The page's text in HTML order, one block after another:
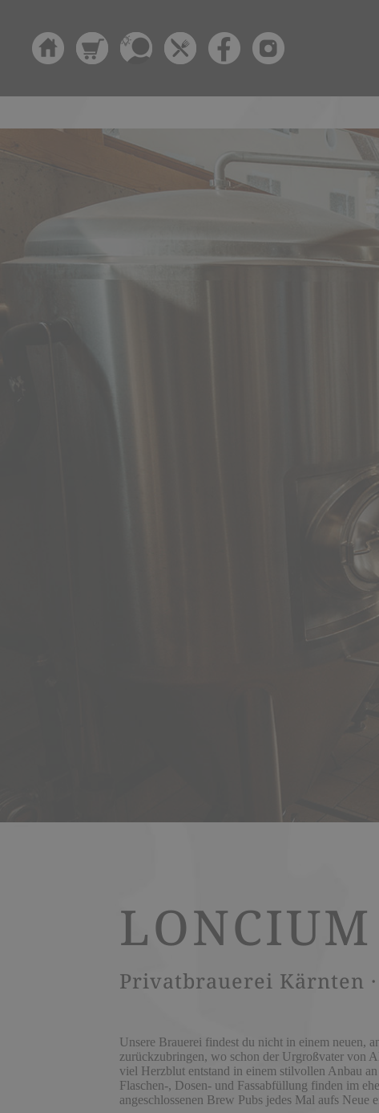
Privatbrauerei Kärnten
Unsere Brauerei findest du nicht in einem neuen,
zurückzubringen, wo schon der Urgroßvater von
viel Herzblut entstand in einem stilvollen Anbau
Flaschen-, Dosen- und Fassabfüllung finden im
angeschlossenen Brew Pubs jedes Mal aufs Neue